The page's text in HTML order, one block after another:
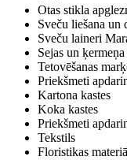
Otas stikla
Sveču liešana un
Sveču laineri
Sejas un
Tetovēšanas
Priekšmeti
Kartona kastes
Koka kastes
Priekšmeti
Tekstils
Floristikas